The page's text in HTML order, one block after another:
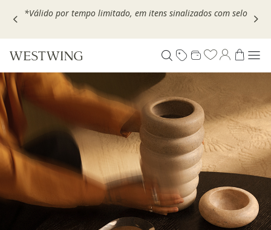
Escolha seu VOUCHER e ganhe até 30% OFF*: useMOVEL30,